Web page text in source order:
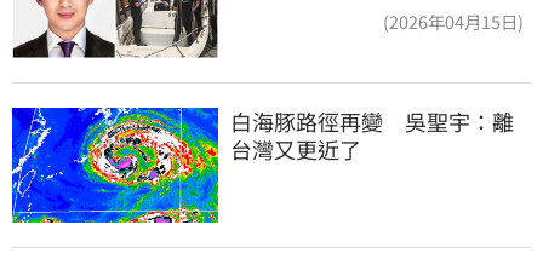
(2026年04月15日)
白海豚路徑再變　吳聖宇：離
台灣又更近了